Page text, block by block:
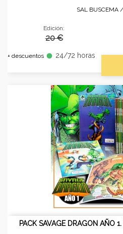
SAL BUSCEMA /
Edición:
20 €
+ descuentos fiber_manual_record 24/72 horas
PACK SAVAGE DRAGON AÑO